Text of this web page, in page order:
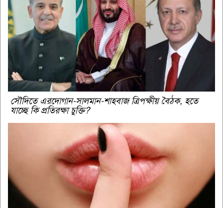
সৌদিতে এরদোগান-সালমান-শাহবাজ ত্রিপক্ষীয় বৈঠক, হতে
যাচ্ছে কি প্রতিরক্ষা চুক্তি?